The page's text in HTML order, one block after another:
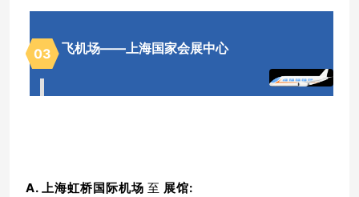
03 飞机场——上海国家会展中心
A. 上海虹桥国际机场 至 展馆: